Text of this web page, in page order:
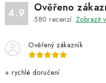
4.9 Ověřeno
580 recenzí. Zobrazit
Ověřený zákazník
+ rychlé doručení